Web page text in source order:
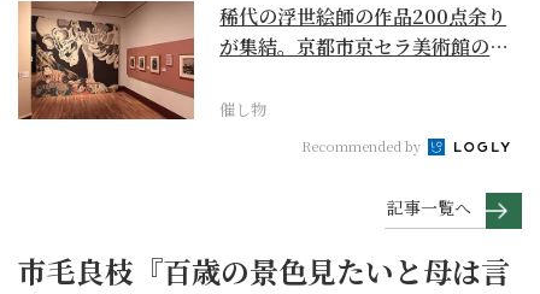
稀代の浮世絵師の作品200点余り
が集結。京都市京セラ美術館の
催し物
Recommended by
記事一覧へ
市毛良枝『百歳の景色見たいと母は言